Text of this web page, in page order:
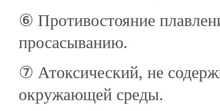
⑥ Противостояние
просасыванию.
⑦ Атоксический, не
окружающей среды.